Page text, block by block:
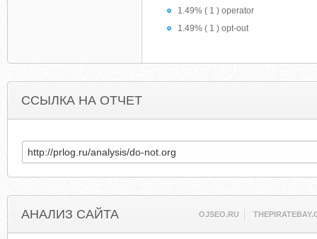
1.49% ( 1 ) operator
1.49% ( 1 ) opt-out
ССЫЛКА НА ОТЧЕТ
АНАЛИЗ САЙТА OJSEO.RU